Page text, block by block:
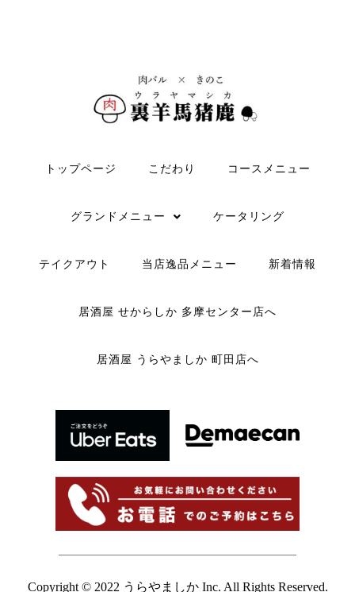
トップページ こだわり コースメニュー
グランドメニュー ケータリング
テイクアウト 当店逸品メニュー 新着情報
居酒屋 せからしか 多摩センター店へ
居酒屋 うらやましか 町田店へ
Copyright © 2022 うらやましか Inc. All Rights Reserved.